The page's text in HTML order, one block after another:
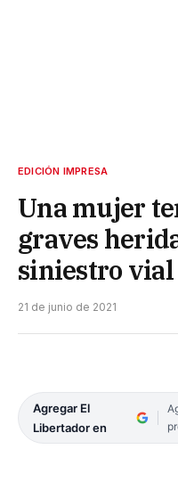
EDICIÓN IMPRESA
Una mujer
graves
siniestro vial
21 de junio de 2021
Agregar El
Libertador en